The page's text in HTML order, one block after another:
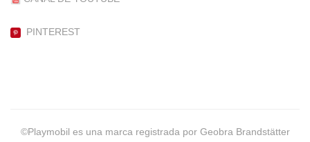
PINTEREST
©Playmobil es una marca registrada por Geobra Brandstätter